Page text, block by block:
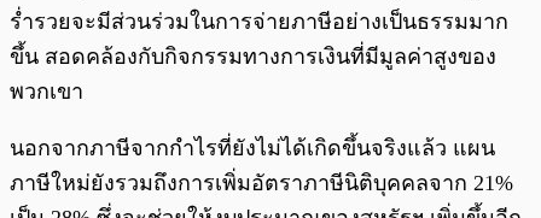
ร่ำรวยจะมีส่วนร่วมในการจ่ายภาษีอย่างเป็นธรรมมาก
ขึ้น สอดคล้องกับกิจกรรมทางการเงินที่มีมูลค่าสูงของ
พวกเขา
นอกจากภาษีจากกำไรที่ยังไม่ได้เกิดขึ้นจริงแล้ว แผน
ภาษีใหม่ยังรวมถึงการเพิ่มอัตราภาษีนิติบุคคลจาก 21%